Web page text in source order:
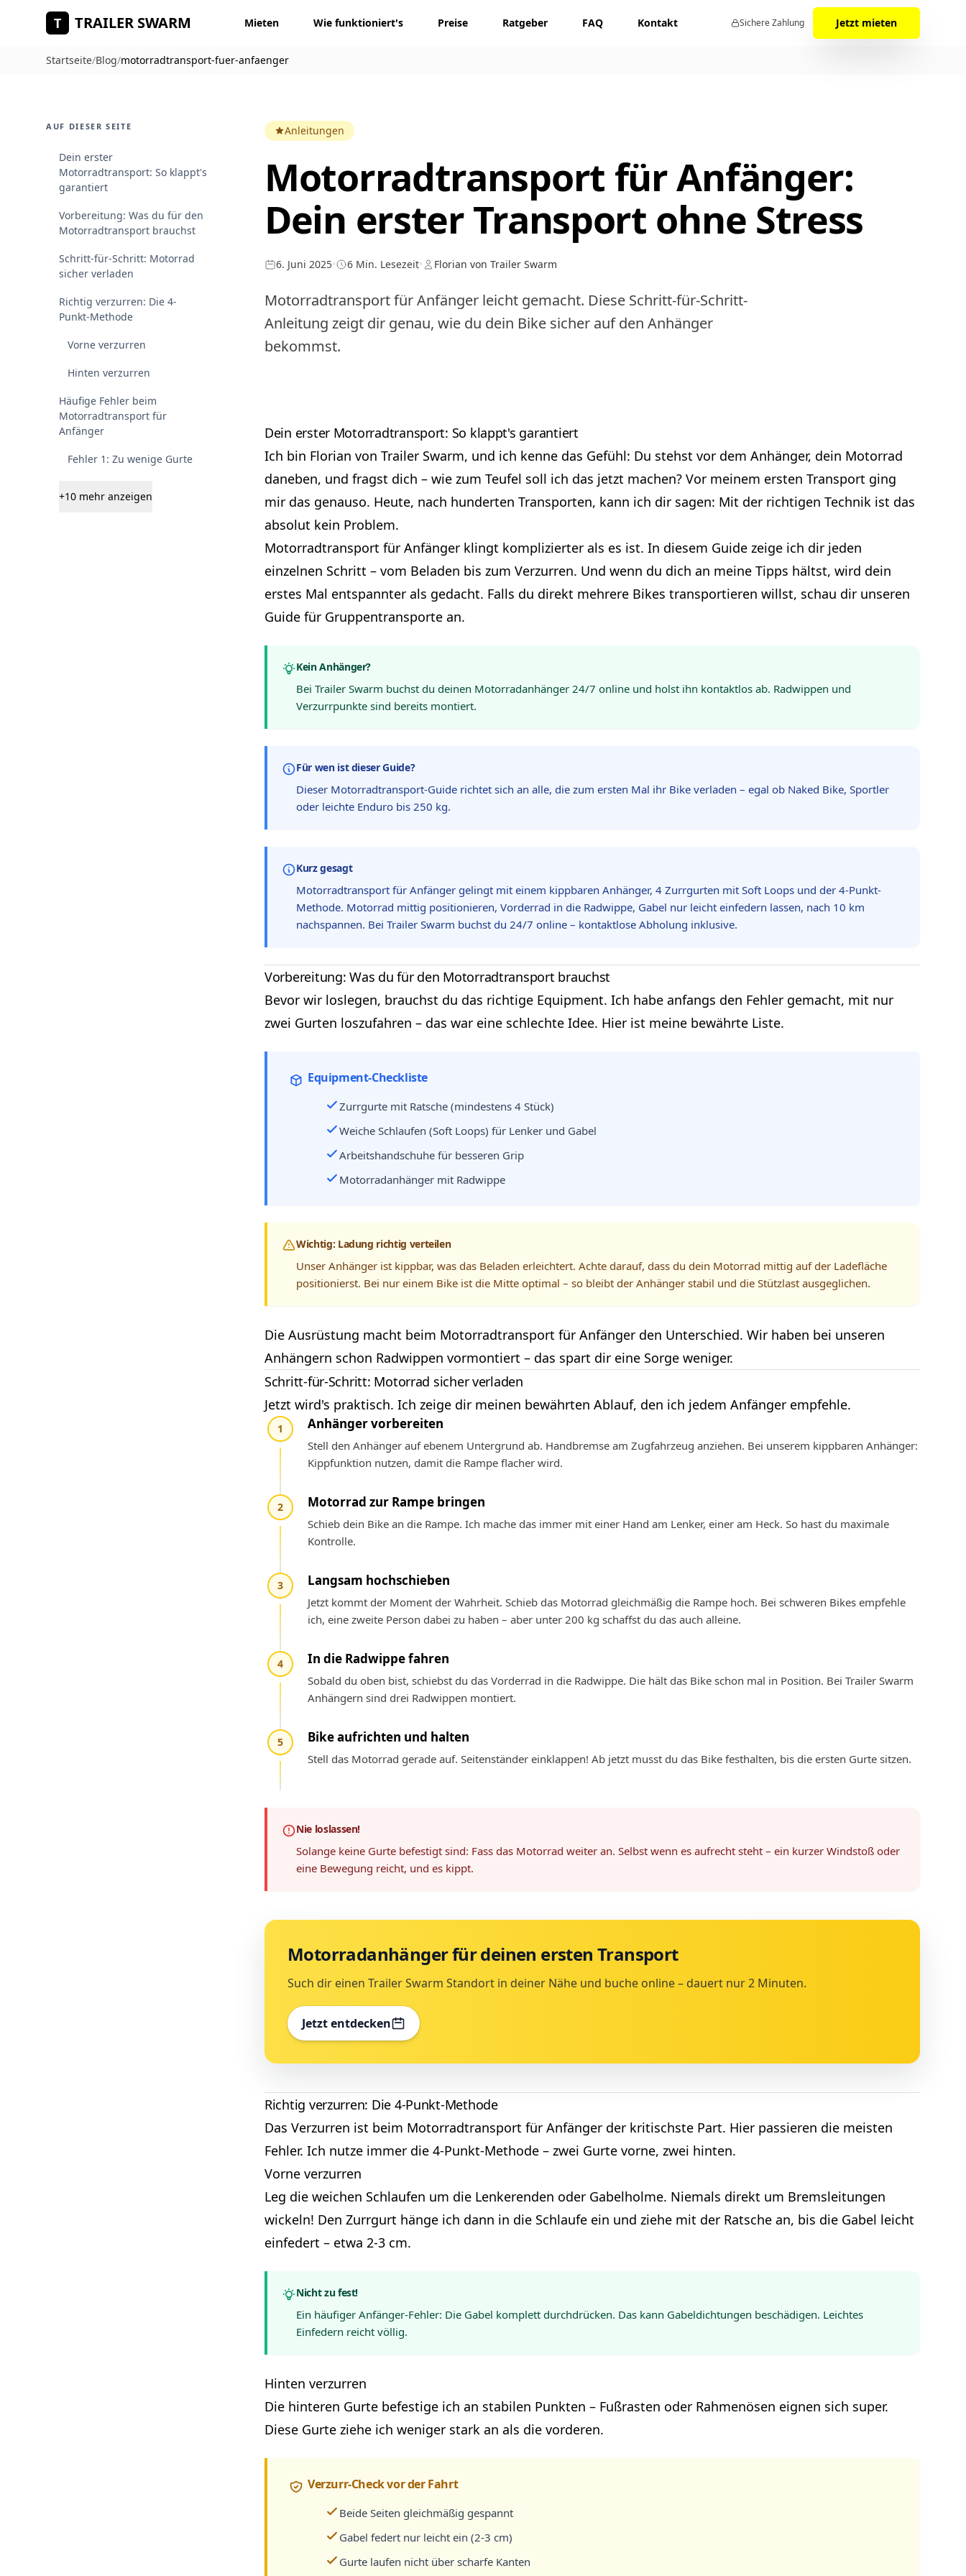
Zum Hauptinhalt springen
T TRAILER SWARM Mieten Wie funktioniert's Preise Ratgeber FAQ Kontakt Sichere Zahlung Jetzt mieten
Startseite/Blog/motorradtransport-fuer-anfaenger
AUF DIESER SEITE
Dein erster
Motorradtransport: So klappt's
garantiert
Vorbereitung: Was du für den
Motorradtransport brauchst
Schritt-für-Schritt: Motorrad
sicher verladen
Richtig verzurren: Die 4-
Punkt-Methode
Vorne verzurren
Hinten verzurren
Häufige Fehler beim
Motorradtransport für
Anfänger
Fehler 1: Zu wenige Gurte
+10 mehr anzeigen
Anleitungen
Motorradtransport für Anfänger:
Dein erster Transport ohne Stress
6. Juni 2025• 6 Min. Lesezeit• Florian von Trailer Swarm
Motorradtransport für Anfänger leicht gemacht. Diese Schritt-für-Schritt-
Anleitung zeigt dir genau, wie du dein Bike sicher auf den Anhänger
bekommst.
Dein erster Motorradtransport: So klappt's garantiert
Ich bin Florian von Trailer Swarm, und ich kenne das Gefühl: Du stehst vor dem Anhänger, dein Motorrad
daneben, und fragst dich – wie zum Teufel soll ich das jetzt machen? Vor meinem ersten Transport ging
mir das genauso. Heute, nach hunderten Transporten, kann ich dir sagen: Mit der richtigen Technik ist das
absolut kein Problem.
Motorradtransport für Anfänger klingt komplizierter als es ist. In diesem Guide zeige ich dir jeden
einzelnen Schritt – vom Beladen bis zum Verzurren. Und wenn du dich an meine Tipps hältst, wird dein
erstes Mal entspannter als gedacht. Falls du direkt mehrere Bikes transportieren willst, schau dir unseren
Guide für Gruppentransporte an.
Kein Anhänger?
Bei Trailer Swarm buchst du deinen Motorradanhänger 24/7 online und holst ihn kontaktlos ab. Radwippen und
Verzurrpunkte sind bereits montiert.
Für wen ist dieser Guide?
Dieser Motorradtransport-Guide richtet sich an alle, die zum ersten Mal ihr Bike verladen – egal ob Naked Bike, Sportler
oder leichte Enduro bis 250 kg.
Kurz gesagt
Motorradtransport für Anfänger gelingt mit einem kippbaren Anhänger, 4 Zurrgurten mit Soft Loops und der 4-Punkt-
Methode. Motorrad mittig positionieren, Vorderrad in die Radwippe, Gabel nur leicht einfedern lassen, nach 10 km
nachspannen. Bei Trailer Swarm buchst du 24/7 online – kontaktlose Abholung inklusive.
Vorbereitung: Was du für den Motorradtransport brauchst
Bevor wir loslegen, brauchst du das richtige Equipment. Ich habe anfangs den Fehler gemacht, mit nur
zwei Gurten loszufahren – das war eine schlechte Idee. Hier ist meine bewährte Liste.
Equipment-Checkliste
Zurrgurte mit Ratsche (mindestens 4 Stück)
Weiche Schlaufen (Soft Loops) für Lenker und Gabel
Arbeitshandschuhe für besseren Grip
Motorradanhänger mit Radwippe
Wichtig: Ladung richtig verteilen
Unser Anhänger ist kippbar, was das Beladen erleichtert. Achte darauf, dass du dein Motorrad mittig auf der Ladefläche
positionierst. Bei nur einem Bike ist die Mitte optimal – so bleibt der Anhänger stabil und die Stützlast ausgeglichen.
Die Ausrüstung macht beim Motorradtransport für Anfänger den Unterschied. Wir haben bei unseren
Anhängern schon Radwippen vormontiert – das spart dir eine Sorge weniger.
Schritt-für-Schritt: Motorrad sicher verladen
Jetzt wird's praktisch. Ich zeige dir meinen bewährten Ablauf, den ich jedem Anfänger empfehle.
1 Anhänger vorbereiten
Stell den Anhänger auf ebenem Untergrund ab. Handbremse am Zugfahrzeug anziehen. Bei unserem kippbaren Anhänger:
Kippfunktion nutzen, damit die Rampe flacher wird.
2 Motorrad zur Rampe bringen
Schieb dein Bike an die Rampe. Ich mache das immer mit einer Hand am Lenker, einer am Heck. So hast du maximale
Kontrolle.
3 Langsam hochschieben
Jetzt kommt der Moment der Wahrheit. Schieb das Motorrad gleichmäßig die Rampe hoch. Bei schweren Bikes empfehle
ich, eine zweite Person dabei zu haben – aber unter 200 kg schaffst du das auch alleine.
4 In die Radwippe fahren
Sobald du oben bist, schiebst du das Vorderrad in die Radwippe. Die hält das Bike schon mal in Position. Bei Trailer Swarm
Anhängern sind drei Radwippen montiert.
5 Bike aufrichten und halten
Stell das Motorrad gerade auf. Seitenständer einklappen! Ab jetzt musst du das Bike festhalten, bis die ersten Gurte sitzen.
Nie loslassen!
Solange keine Gurte befestigt sind: Fass das Motorrad weiter an. Selbst wenn es aufrecht steht – ein kurzer Windstoß oder
eine Bewegung reicht, und es kippt.
Motorradanhänger für deinen ersten Transport
Such dir einen Trailer Swarm Standort in deiner Nähe und buche online – dauert nur 2 Minuten.
Jetzt entdecken
Richtig verzurren: Die 4-Punkt-Methode
Das Verzurren ist beim Motorradtransport für Anfänger der kritischste Part. Hier passieren die meisten
Fehler. Ich nutze immer die 4-Punkt-Methode – zwei Gurte vorne, zwei hinten.
Vorne verzurren
Leg die weichen Schlaufen um die Lenkerenden oder Gabelholme. Niemals direkt um Bremsleitungen
wickeln! Den Zurrgurt hänge ich dann in die Schlaufe ein und ziehe mit der Ratsche an, bis die Gabel leicht
einfedert – etwa 2-3 cm.
Nicht zu fest!
Ein häufiger Anfänger-Fehler: Die Gabel komplett durchdrücken. Das kann Gabeldichtungen beschädigen. Leichtes
Einfedern reicht völlig.
Hinten verzurren
Die hinteren Gurte befestige ich an stabilen Punkten – Fußrasten oder Rahmenösen eignen sich super.
Diese Gurte ziehe ich weniger stark an als die vorderen.
Verzurr-Check vor der Fahrt
Beide Seiten gleichmäßig gespannt
Gabel federt nur leicht ein (2-3 cm)
Gurte laufen nicht über scharfe Kanten